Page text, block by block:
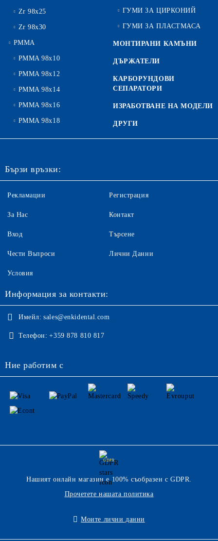
Zr 98x25
Zr 98x30
PMMA
PMMA 98x10
PMMA 98x12
PMMA 98x14
PMMA 98x16
PMMA 98x18
ГУМИ ЗА ЦИРКОНИЙ
ГУМИ ЗА ПЛАСТМАСА
МОНТИРАНИ КАМЪНИ
ДЪРЖАТЕЛИ
КАРБОРУНДОВИ
СЕПАРАТОРИ
ИЗРАБОТВАНЕ НА МОДЕЛИ
ДРУГИ
Бързи връзки:
Рекламации
За Нас
Вход
Чести Въпроси
Регистрация
Контакт
Търсене
Лични Данни
Условия
Информация за контакти:
Имейл: sales@enkidental.com
Телефон: +359 878 810 817
Ние работим с
GDPR
Нашият онлайн магазин е 100% съобразен с GDPR.
Прочетете нашата политика
Моите лични данни